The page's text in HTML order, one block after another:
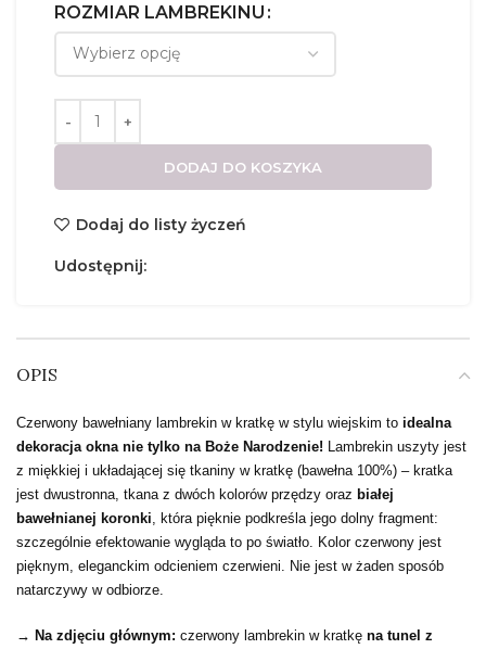
ROZMIAR LAMBREKINU
DODAJ DO KOSZYKA
Dodaj do listy życzeń
Udostępnij:
OPIS
Czerwony bawełniany lambrekin w kratkę w stylu wiejskim to idealna
dekoracja okna nie tylko na Boże Narodzenie! Lambrekin uszyty jest
z miękkiej i układającej się tkaniny w kratkę (bawełna 100%) – kratka
jest dwustronna, tkana z dwóch kolorów przędzy oraz białej
bawełnianej koronki , która pięknie podkreśla jego dolny fragment:
szczególnie efektowanie wygląda to po światło. Kolor czerwony jest
pięknym, eleganckim odcieniem czerwieni. Nie jest w żaden sposób
natarczywy w odbiorze.
→ Na zdjęciu głównym: czerwony lambrekin w kratkę na tunel z